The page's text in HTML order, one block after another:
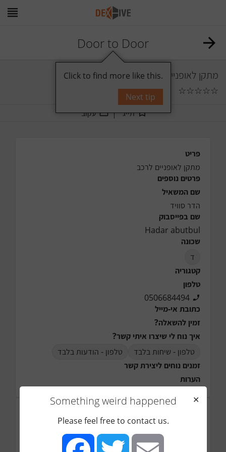
Door to Door
מתקן לאופניים לרכב
☆
☆
☆
☆
☆
0 תגובות
תייג עקוב
פריט
מתקן לאופניים לרכב
פרטים נוספים
שם המשאיל
הדר סוויד
שם בפייסבוק
Hadar abutbul
שכונה
ד
קטגוריה
טלפון
0506684494
כתובת אי-מייל
זמין להשאלה?
איך נוח לי שיצרו איתי קשר?
טלפון - שיחות בלבד
טלפון - הודעות בלבד
זמנים נוחים ליצירת קשר
הערות
Something weird happened
✕
Please feel free to contact us.
Click to find more like this.
Next tip